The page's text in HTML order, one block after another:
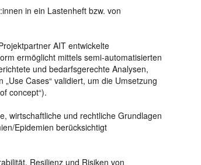
in ein Lastenheft bzw. von
AIT entwickelte
ermöglicht mittels semi-automatisierten
und bedarfsgerechte Analysen,
Cases“ validiert, um die Umsetzung
concept“).
wirtschaftliche und rechtliche Grundlagen
Epidemien berücksichtigt
Resilienz und Risiken von